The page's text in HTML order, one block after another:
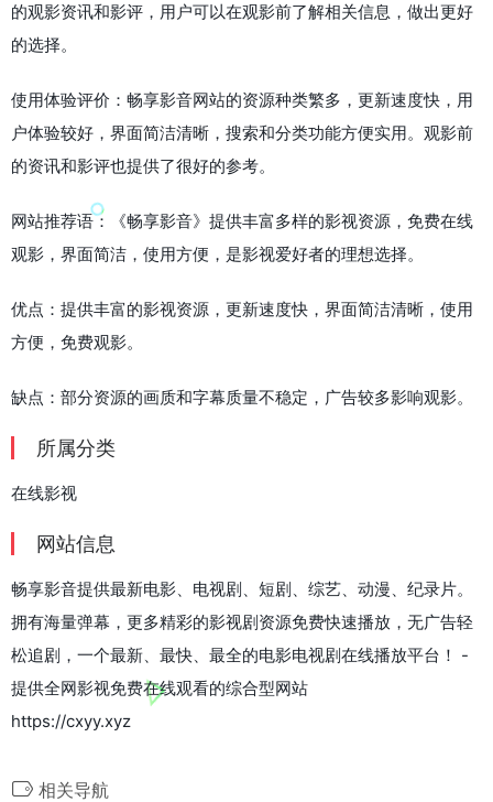
的观影资讯和影评，用户可以在观影前了解相关信息，做出更好
的选择。
使用体验评价：畅享影音网站的资源种类繁多，更新速度快，用
户体验较好，界面简洁清晰，搜索和分类功能方便实用。观影前
的资讯和影评也提供了很好的参考。
网站推荐语：《畅享影音》提供丰富多样的影视资源，免费在线
观影，界面简洁，使用方便，是影视爱好者的理想选择。
优点：提供丰富的影视资源，更新速度快，界面简洁清晰，使用
方便，免费观影。
缺点：部分资源的画质和字幕质量不稳定，广告较多影响观影。
所属分类
在线影视
网站信息
畅享影音提供最新电影、电视剧、短剧、综艺、动漫、纪录片。
拥有海量弹幕，更多精彩的影视剧资源免费快速播放，无广告轻
松追剧，一个最新、最快、最全的电影电视剧在线播放平台！ -
提供全网影视免费在线观看的综合型网站
https://cxyy.xyz
相关导航